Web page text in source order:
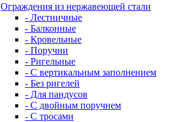
Ограждения из нержавеющей стали
- Лестничные
- Балконные
- Кровельные
- Поручни
- Ригельные
- С вертикальным заполнением
- Без ригелей
- Для пандусов
- С двойным поручнем
- С тросами